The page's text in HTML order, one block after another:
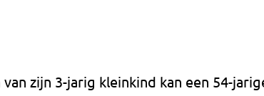
zijn 3-jarig kleinkind kan een 54-